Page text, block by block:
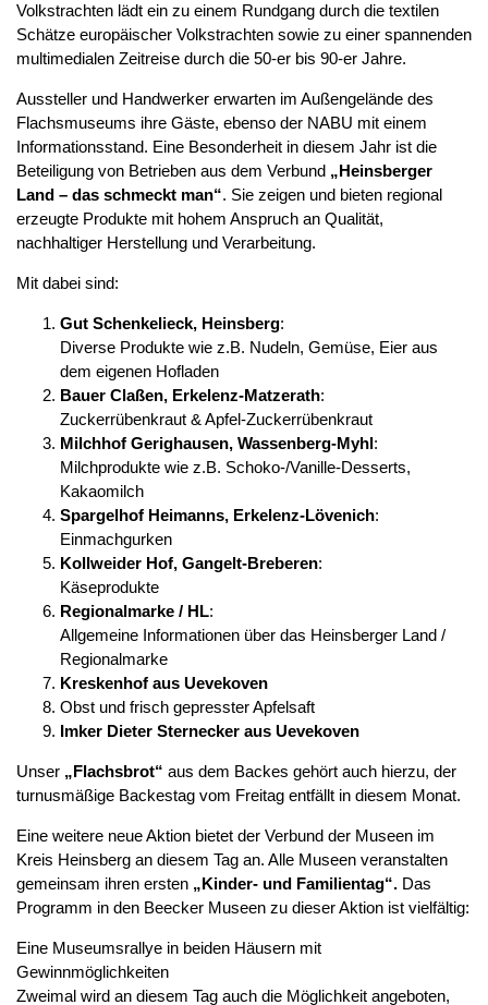
Volkstrachten lädt ein zu einem Rundgang durch die textilen
Schätze europäischer Volkstrachten sowie zu einer spannenden
multimedialen Zeitreise durch die 50-er bis 90-er Jahre.
Aussteller und Handwerker erwarten im Außengelände des
Flachsmuseums ihre Gäste, ebenso der NABU mit einem
Informationsstand. Eine Besonderheit in diesem Jahr ist die
Beteiligung von Betrieben aus dem Verbund „Heinsberger
Land – das schmeckt man“. Sie zeigen und bieten regional
erzeugte Produkte mit hohem Anspruch an Qualität,
nachhaltiger Herstellung und Verarbeitung.
Mit dabei sind:
Gut Schenkelieck, Heinsberg:
Diverse Produkte wie z.B. Nudeln, Gemüse, Eier aus
dem eigenen Hofladen
Bauer Claßen, Erkelenz-Matzerath:
Zuckerrübenkraut & Apfel-Zuckerrübenkraut
Milchhof Gerighausen, Wassenberg-Myhl:
Milchprodukte wie z.B. Schoko-/Vanille-Desserts,
Kakaomilch
Spargelhof Heimanns, Erkelenz-Lövenich:
Einmachgurken
Kollweider Hof, Gangelt-Breberen:
Käseprodukte
Regionalmarke / HL:
Allgemeine Informationen über das Heinsberger Land /
Regionalmarke
Kreskenhof aus Uevekoven
Obst und frisch gepresster Apfelsaft
Imker Dieter Sternecker aus Uevekoven
Unser „Flachsbrot“ aus dem Backes gehört auch hierzu, der
turnusmäßige Backestag vom Freitag entfällt in diesem Monat.
Eine weitere neue Aktion bietet der Verbund der Museen im
Kreis Heinsberg an diesem Tag an. Alle Museen veranstalten
gemeinsam ihren ersten „Kinder- und Familientag“. Das
Programm in den Beecker Museen zu dieser Aktion ist vielfältig:
Eine Museumsrallye in beiden Häusern mit
Gewinnmöglichkeiten
Zweimal wird an diesem Tag auch die Möglichkeit angeboten,